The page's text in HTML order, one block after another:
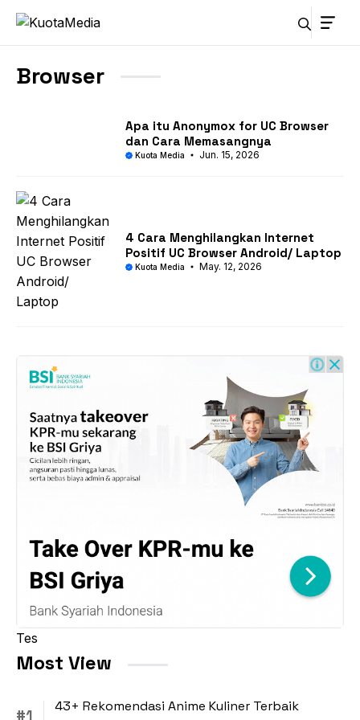
Skip
content
Browser
Jun. 16, 2026
Apa itu Anonymox for UC Browser
dan Cara Memasangnya
Kuota Media Jun. 15, 2026
4 Cara Menghilangkan Internet
Positif UC Browser Android/ Laptop
Kuota Media May. 12, 2026
Tes
Most View
43+ Rekomendasi Anime Kuliner Terbaik